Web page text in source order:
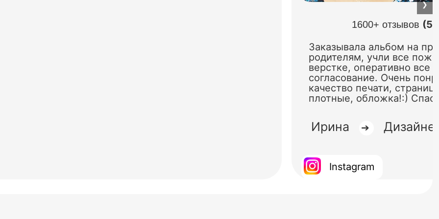
1600+ отзывов
Заказывала альбом на
родителям, учли все
верстке, оперативно все
согласование. Очень
качество печати,
плотные, обложка!:)
Ирина ➔
Instagram
❯